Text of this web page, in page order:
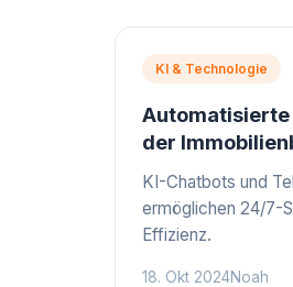
KI & Technologie
Automatisierte
der
KI-Chatbots und
ermöglichen 24/7-
Effizienz.
18. Okt 2024Noah